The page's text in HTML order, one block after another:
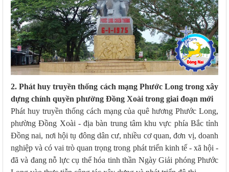
2. Phát huy truyền thống cách mạng Phước Long trong xây
dựng chính quyền phường Đồng Xoài trong giai đoạn mới
Phát huy truyền thống cách mạng của quê hương Phước Long,
phường Đồng Xoài - địa bàn trung tâm khu vực phía Bắc tỉnh
Đồng nai, nơi hội tụ đông dân cư, nhiều cơ quan, đơn vị, doanh
nghiệp và có vai trò quan trọng trong phát triển kinh tế - xã hội -
đã và đang nỗ lực cụ thể hóa tinh thần Ngày Giải phóng Phước